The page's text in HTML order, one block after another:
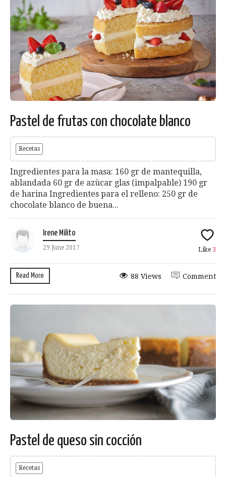
Pastel de frutas con chocolate blanco
Recetas
Ingredientes para la masa: 160 gr de mantequilla,
ablandada 60 gr de azùcar glas (impalpable) 190 gr
de harina Ingredientes para el relleno: 250 gr de
chocolate blanco de buena...
Irene Milito
29 June 2017 Like 3
Read More Comment
88 Views
Pastel de queso sin cocción
Recetas